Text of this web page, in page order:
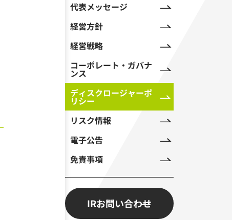
代表メッセージ
経営方針
経営戦略
コーポレート・ガバナ
ンス
ディスクロージャーポ
リシー
リスク情報
電子公告
免責事項
IRお問い合わせ